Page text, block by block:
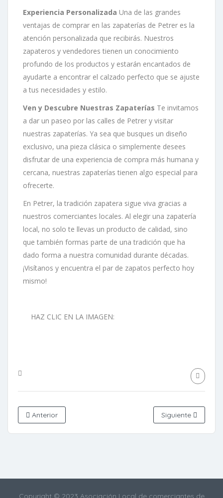
Experiencia Personalizada Una de las grandes
ventajas de comprar en las zapaterías de Petrer es la
atención personalizada que recibirás. Nuestros
zapateros y vendedores tienen un conocimiento
profundo de los productos y estarán encantados de
ayudarte a encontrar el calzado perfecto que se ajuste
a tus necesidades y estilo.
Ven y Descubre Nuestras Zapaterías Te invitamos
a dar un paseo por las calles de Petrer y visitar
nuestras zapaterías. Ya sea que busques un diseño
exclusivo, una pieza clásica o simplemente desees
disfrutar de una experiencia de compra más humana y
cercana, nuestras zapaterías tienen algo especial para
ofrecerte.
En Petrer, la tradición zapatera sigue viva gracias a
nuestros comerciantes locales. Al elegir una zapatería
local, no solo te llevas un producto de calidad, sino
que también formas parte de una tradición que ha
dado forma a nuestra comunidad durante décadas.
¡Visítanos y encuentra el par de zapatos perfecto hoy
mismo!
HAZ CLIC EN LA IMAGEN:
Anterior Siguiente